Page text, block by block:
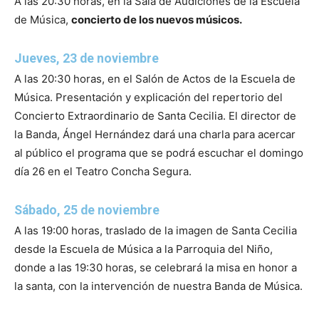
de Música, concierto de los nuevos músicos.
Jueves, 23 de noviembre
A las 20:30 horas, en el Salón de Actos de la Escuela de
Música. Presentación y explicación del repertorio del
Concierto Extraordinario de Santa Cecilia. El director de
la Banda, Ángel Hernández dará una charla para acercar
al público el programa que se podrá escuchar el domingo
día 26 en el Teatro Concha Segura.
Sábado, 25 de noviembre
A las 19:00 horas, traslado de la imagen de Santa Cecilia
desde la Escuela de Música a la Parroquia del Niño,
donde a las 19:30 horas, se celebrará la misa en honor a
la santa, con la intervención de nuestra Banda de Música.